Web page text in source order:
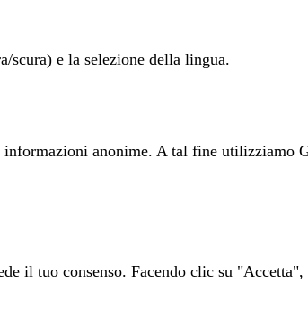
scura) e la selezione della lingua.
anonime. A tal fine utilizziamo
il tuo consenso. Facendo clic su